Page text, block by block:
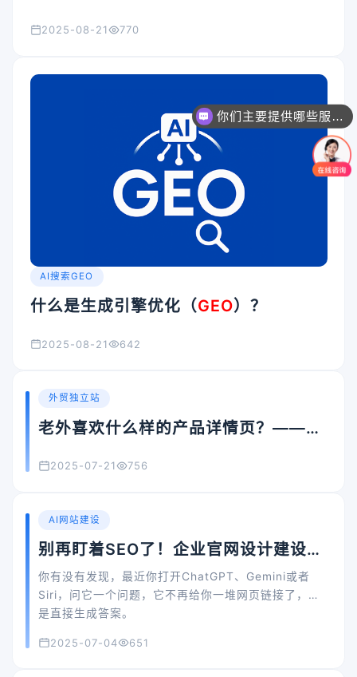
2025-08-21 770
AI搜索GEO
什么是生成引擎优化（GEO）？
2025-08-21 642
外贸独立站
老外喜欢什么样的产品详情页？——打
2025-07-21 756
AI网站建设
别再盯着SEO了！企业官网设计建设已
经进入GEO时代，AI引用才有流量！
你有没有发现，最近你打开ChatGPT、Gemini或者
Siri，问它一个问题，它不再给你一堆网页链接了，而
是直接生成答案。
不是广告，不是SEO第一名的公司，也不是哪个PPT做
2025-07-04 651
你们主要提供哪些服务？可以根据需求定制吗？